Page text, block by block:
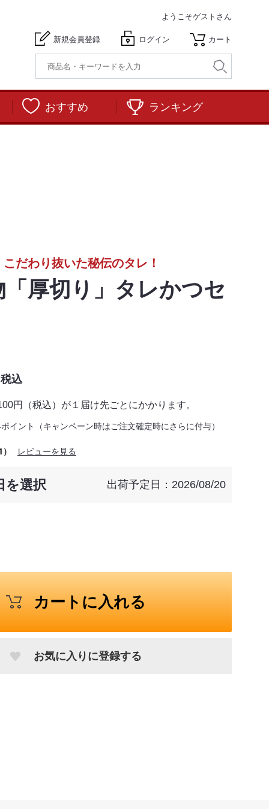
ようこそゲストさん
新規会員登録 ログイン カート
おすすめ ランキング
だわり抜いた秘伝のタレ！
「厚切り」タレかつセ
税込
円（税込）が１届け先ごとにかかります。
イント（キャンペーン時はご注文確定時にさらに付与）
） レビューを見る
を選択 出荷予定日：2026/08/20
カートに入れる
お気に入りに登録する